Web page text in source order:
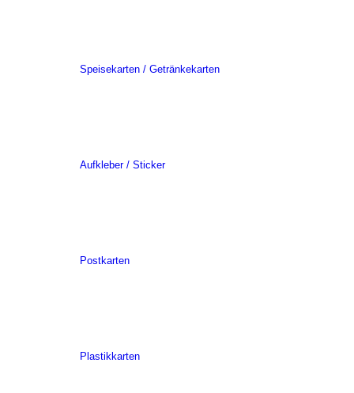
Speisekarten / Getränkekarten
Aufkleber / Sticker
Postkarten
Plastikkarten